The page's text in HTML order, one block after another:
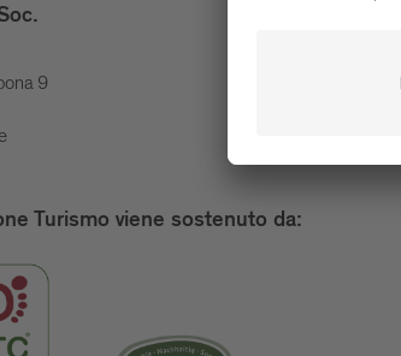
9
Turismo viene sostenuto da: